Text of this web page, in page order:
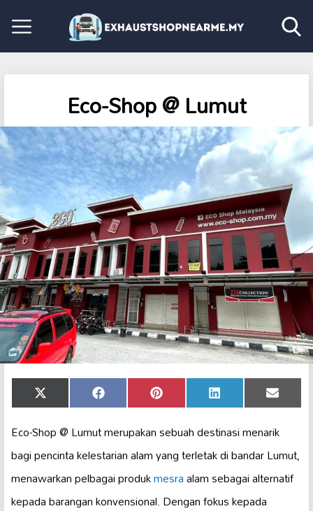
Eco-Shop @ Lumut
Share
on
X
(Twitter)
Share
on
Facebook Share
on
Pinterest Share
on
LinkedIn Share
on
Email
Eco-Shop @ Lumut merupakan sebuah destinasi menarik
bagi pencinta kelestarian alam yang terletak di bandar Lumut,
menawarkan pelbagai produkmesraalam sebagai alternatif
kepada barangan konvensional. Dengan fokus kepada